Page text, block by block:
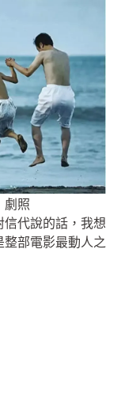
劇照
信代說的話，我想
部電影最動人之